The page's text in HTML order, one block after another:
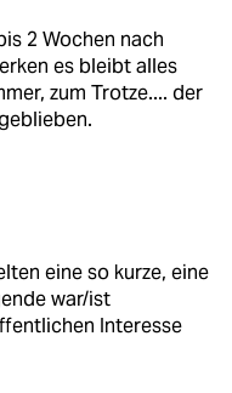
2 Wochen nach
es bleibt alles
zum Trotze.... der
eine so kurze, eine
war/ist
Interesse